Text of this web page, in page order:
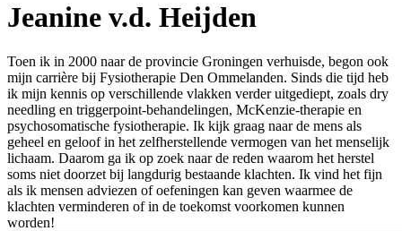
Jeanine v.d. Heijden
Toen ik in 2000 naar de provincie Groningen verhuisde, begon ook
mijn carrière bij Fysiotherapie Den Ommelanden. Sinds die tijd heb
ik mijn kennis op verschillende vlakken verder uitgediept, zoals dry
needling en triggerpoint-behandelingen, McKenzie-therapie en
psychosomatische fysiotherapie. Ik kijk graag naar de mens als
geheel en geloof in het zelfherstellende vermogen van het menselijk
lichaam. Daarom ga ik op zoek naar de reden waarom het herstel
soms niet doorzet bij langdurig bestaande klachten. Ik vind het fijn
als ik mensen adviezen of oefeningen kan geven waarmee de
klachten verminderen of in de toekomst voorkomen kunnen
worden!